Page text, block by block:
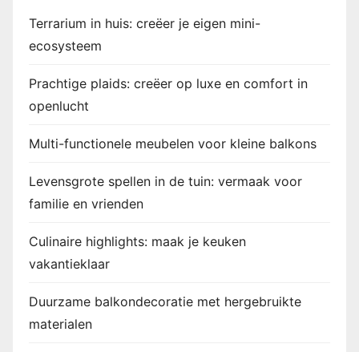
Terrarium in huis: creëer je eigen mini-
ecosysteem
Prachtige plaids: creëer op luxe en comfort in
openlucht
Multi-functionele meubelen voor kleine balkons
Levensgrote spellen in de tuin: vermaak voor
familie en vrienden
Culinaire highlights: maak je keuken
vakantieklaar
Duurzame balkondecoratie met hergebruikte
materialen